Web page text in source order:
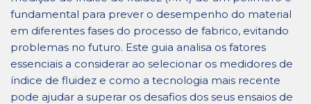
fundamental para prever o desempenho do material
em diferentes fases do processo de fabrico, evitando
problemas no futuro. Este guia analisa os fatores
essenciais a considerar ao selecionar os medidores de
índice de fluidez e como a tecnologia mais recente
pode ajudar a superar os desafios dos seus ensaios de